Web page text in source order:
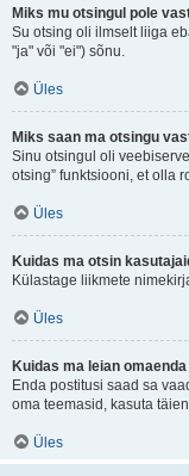
Miks mu otsingul pole
Su otsing oli ilmselt liiga
"ja" või "ei") sõnu.
Üles
Miks saan ma otsingu
Sinu otsingul oli
otsing” funktsiooni, et olla
Üles
Kuidas ma otsin
Külastage liikmete
Üles
Kuidas ma leian
Enda postitusi saad sa
oma teemasid, kasuta
Üles